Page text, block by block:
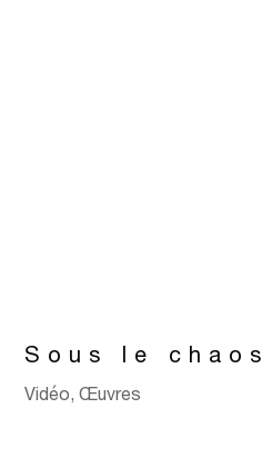
Sous le chaos
Vidéo,Œuvres